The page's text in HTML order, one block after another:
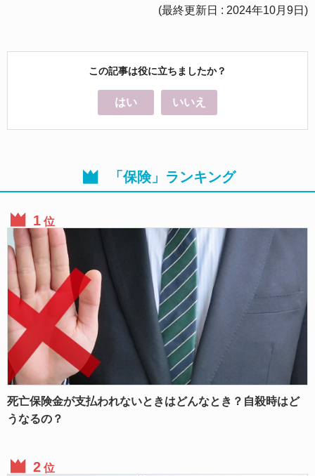
(最終更新日 : 2024年10月9日)
この記事は役に立ちましたか？
はい いいえ
「保険」ランキング
位
死亡保険金が支払われないときはどんなとき？自殺時はど
うなるの？
位